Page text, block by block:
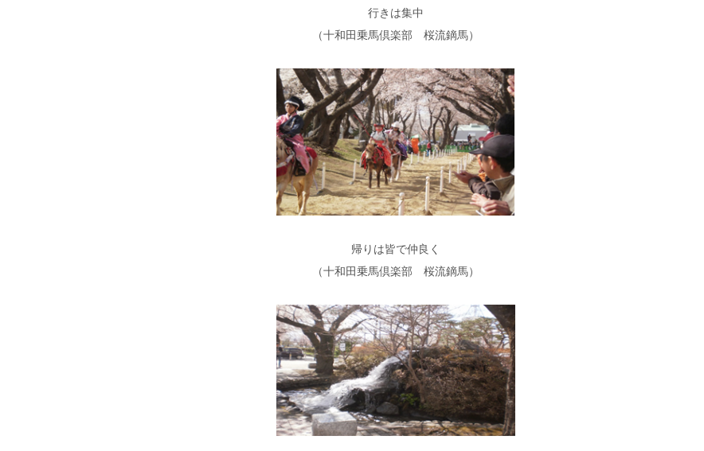
行きは集中
（十和田乗馬倶楽部 桜流鏑馬）
帰りは皆で仲良く
（十和田乗馬倶楽部 桜流鏑馬）